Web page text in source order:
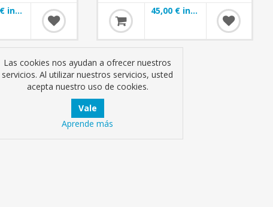
12,90 € incl impuestos 45,00 € incl impuestos
Las cookies nos ayudan a ofrecer nuestros
servicios. Al utilizar nuestros servicios, usted
acepta nuestro uso de cookies.
Aprende más